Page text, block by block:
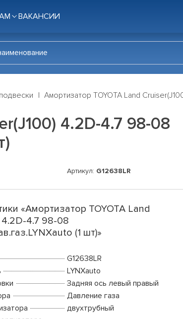
ВАКАНСИИ
Амортизатор TOYOTA Land
4.2D-4.7 98-08
Артикул: G12638LR
«Амортизатор TOYOTA Land
4.2D-4.7 98-08
(1 шт)»
G12638LR
LYNXauto
Задняя ось левый правый
Давление газа
двухтрубный